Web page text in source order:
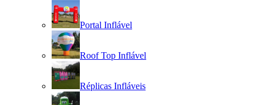
Portal Inflável
Roof Top Inflável
Réplicas Infláveis